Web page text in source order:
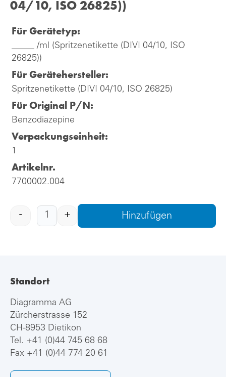
04/10, ISO 26825))
Für Gerätetyp:
_____ /ml (Spritzenetikette (DIVI 04/10, ISO
26825))
Für Gerätehersteller:
Spritzenetikette (DIVI 04/10, ISO 26825)
Für Original P/N:
Benzodiazepine
Verpackungseinheit:
1
Artikelnr.
7700002.004
- + Hinzufügen
Standort
Diagramma AG
Zürcherstrasse 152
CH-8953 Dietikon
Tel. +41 (0)44 745 68 68
Fax +41 (0)44 774 20 61